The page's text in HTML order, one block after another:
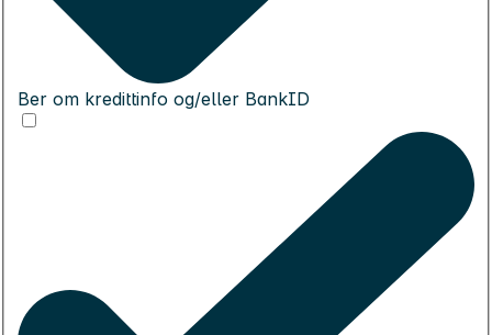
Ber om kredittinfo og/eller BankID